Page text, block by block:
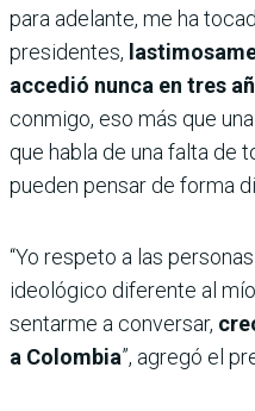
para adelante, me ha
presidentes,
accedió nunca en tres
conmigo, eso más que
que habla de una falta de
pueden pensar de forma
“Yo respeto a las
ideológico diferente al
sentarme a conversar,
a Colombia”, agregó el